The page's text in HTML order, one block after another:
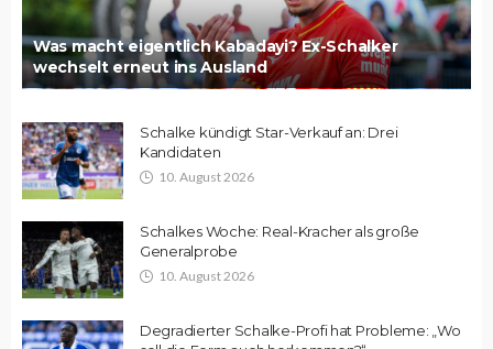
Was macht eigentlich Kabadayi? Ex-Schalker
wechselt erneut ins Ausland
Schalke kündigt Star-Verkauf an: Drei
Kandidaten
10. August 2026
Schalkes Woche: Real-Kracher als große
Generalprobe
10. August 2026
Degradierter Schalke-Profi hat Probleme: „Wo